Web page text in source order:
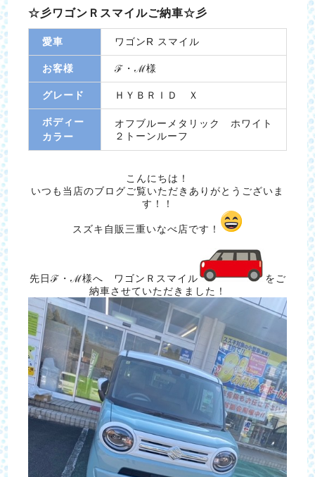
☆彡ワゴンＲスマイルご納車☆彡
愛車 ワゴンR スマイル
お客様 ℱ・ℳ様
グレード ＨＹＢＲＩＤ Ｘ
ボディー
カラー
オフブルーメタリック ホワイト
２トーンルーフ
こんにちは！
いつも当店のブログご覧いただきありがとうございま
す！！
スズキ自販三重いなべ店です！
先日ℱ・ℳ様へ ワゴンＲスマイル
をご
納車させていただきました！